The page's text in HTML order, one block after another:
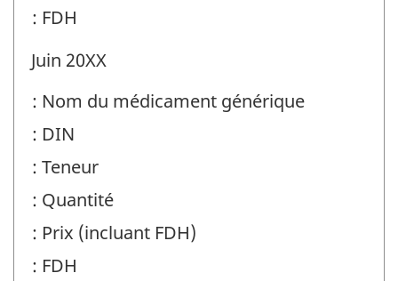
: FDH
Juin 20XX
: Nom du médicament générique
: DIN
: Teneur
: Quantité
: Prix (incluant FDH)
: FDH